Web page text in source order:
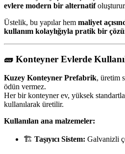
evlere modern bir alternatif
Üstelik, bu yapılar hem maliyet
kullanım kolaylığıyla pratik bir
🧱 Konteyner Evlerde
Kuzey Konteyner Prefabrik, üretim
ödün vermez.
Her bir konteyner ev, yüksek
kullanılarak üretilir.
Kullanılan ana malzemeler:
🏗️ Taşıyıcı Sistem: Galvanizli